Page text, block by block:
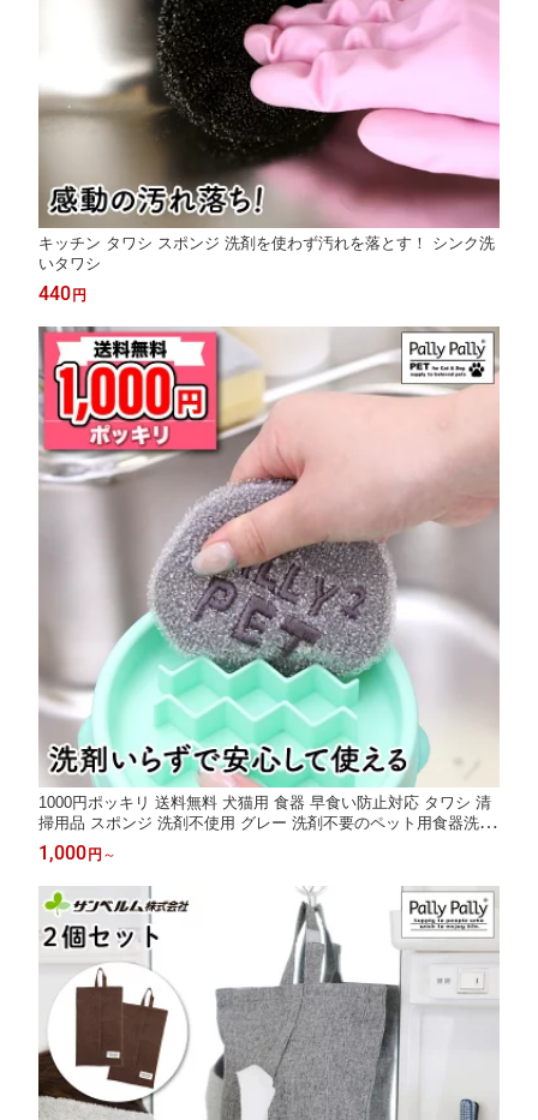
キッチン タワシ スポンジ 洗剤を使わず汚れを落とす！ シンク洗
いタワシ
440 円
1000円ポッキリ 送料無料 犬猫用 食器 早食い防止対応 タワシ 清
掃用品 スポンジ 洗剤不使用 グレー 洗剤不要のペット用食器洗い
ペット のことを考えた アイデア商品 お悩み解消グッズ サンベル
ム
1,000 円 ～